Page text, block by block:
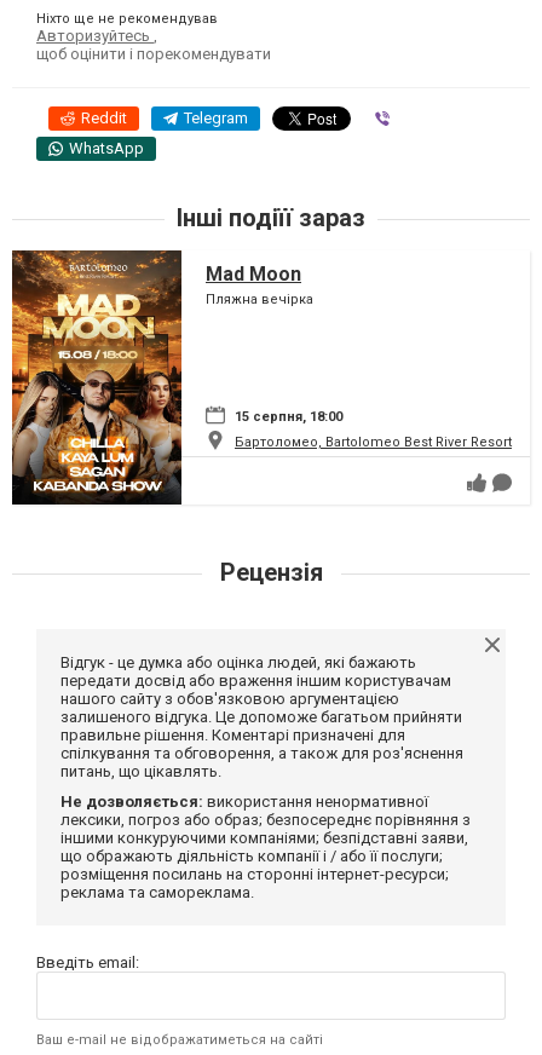
Ніхто ще не рекомендував
Авторизуйтесь
щоб оцінити і порекомендувати
Reddit Telegram
WhatsApp
Інші подіїї зараз
Mad Moon
Пляжна вечірка
15 серпня, 18:00
Бартоломео, Bartolomeo Best River Resort
Рецензія
Відгук - це думка або оцінка людей, які бажають
передати досвід або враження іншим користувачам
нашого сайту з обов'язковою аргументацією
залишеного відгука. Це допоможе багатьом прийняти
правильне рішення. Коментарі призначені для
спілкування та обговорення, а також для роз'яснення
питань, що цікавлять.
Не дозволяється: використання ненормативної
лексики, погроз або образ; безпосереднє порівняння з
іншими конкуруючими компаніями; безпідставні заяви,
що ображають діяльність компанії і / або її послуги;
розміщення посилань на сторонні інтернет-ресурси;
реклама та самореклама.
Введіть email:
Ваш e-mail не відображатиметься на сайті